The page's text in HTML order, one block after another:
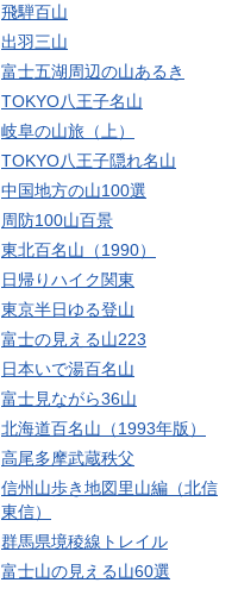
飛騨百山
出羽三山
富士五湖周辺の山あるき
TOKYO八王子名山
岐阜の山旅（上）
TOKYO八王子隠れ名山
中国地方の山100選
周防100山百景
東北百名山（1990）
日帰りハイク関東
東京半日ゆる登山
富士の見える山223
日本いで湯百名山
富士見ながら36山
北海道百名山（1993年版）
高尾多摩武蔵秩父
信州山歩き地図里山編（北信
東信）
群馬県境稜線トレイル
富士山の見える山60選